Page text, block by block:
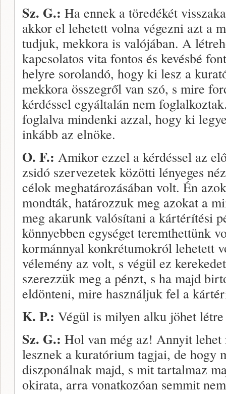
Sz. G.: Ha ennek a töredékét
akkor el lehetett volna végezni azt a
tudjuk, mekkora is valójában. A
kapcsolatos vita fontos és kevésbé
helyre sorolandó, hogy ki lesz a
mekkora összegről van szó, s mi­re
kérdéssel egyáltalán nem
foglalva mindenki azzal, hogy ki
inkább az elnöke.
O. F.: Amikor ezzel a kérdéssel az
zsidó szervezetek közötti lényeges
célok meghatározásában volt. Én
mondták, határozzuk meg azokat a
meg akarunk valósítani a kártérítési
könnyebben egységet teremthettünk
kormánnyal konkrétumokról lehetett
vélemény az volt, s végül ez
szerezzük meg a pénzt, s ha majd
eldönteni, mire használjuk fel a
K. P.: Végül is milyen alku jöhet
Sz. G.: Hol van még az! Annyit
lesznek a kuratórium tagjai, de hogy
diszponálnak majd, s mit tartalmaz
okirata, arra vonatkozóan semmit